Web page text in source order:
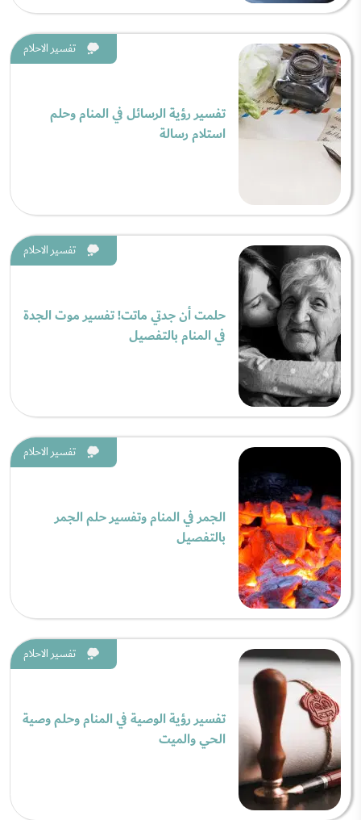
تفسير الاحلام
تفسير رؤية الرسائل في المنام وحلم
استلام رسالة
تفسير الاحلام
حلمت أن جدتي ماتت! تفسير موت الجدة
في المنام بالتفصيل
تفسير الاحلام
الجمر في المنام وتفسير حلم الجمر
بالتفصيل
تفسير الاحلام
تفسير رؤية الوصية في المنام وحلم وصية
الحي والميت